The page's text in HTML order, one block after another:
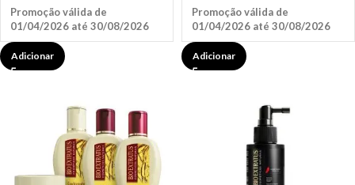
Promoção válida de
01/04/2026 até 30/08/2026
Adicionar
Promoção válida de
01/04/2026 até 30/08/2026
Adicionar